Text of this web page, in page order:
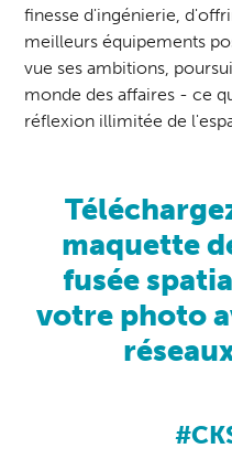
finesse d'ingénierie,
meilleurs équipements
vue ses ambitions,
monde des affaires - ce
réflexion illimitée de
maquette
fusée
votre photo